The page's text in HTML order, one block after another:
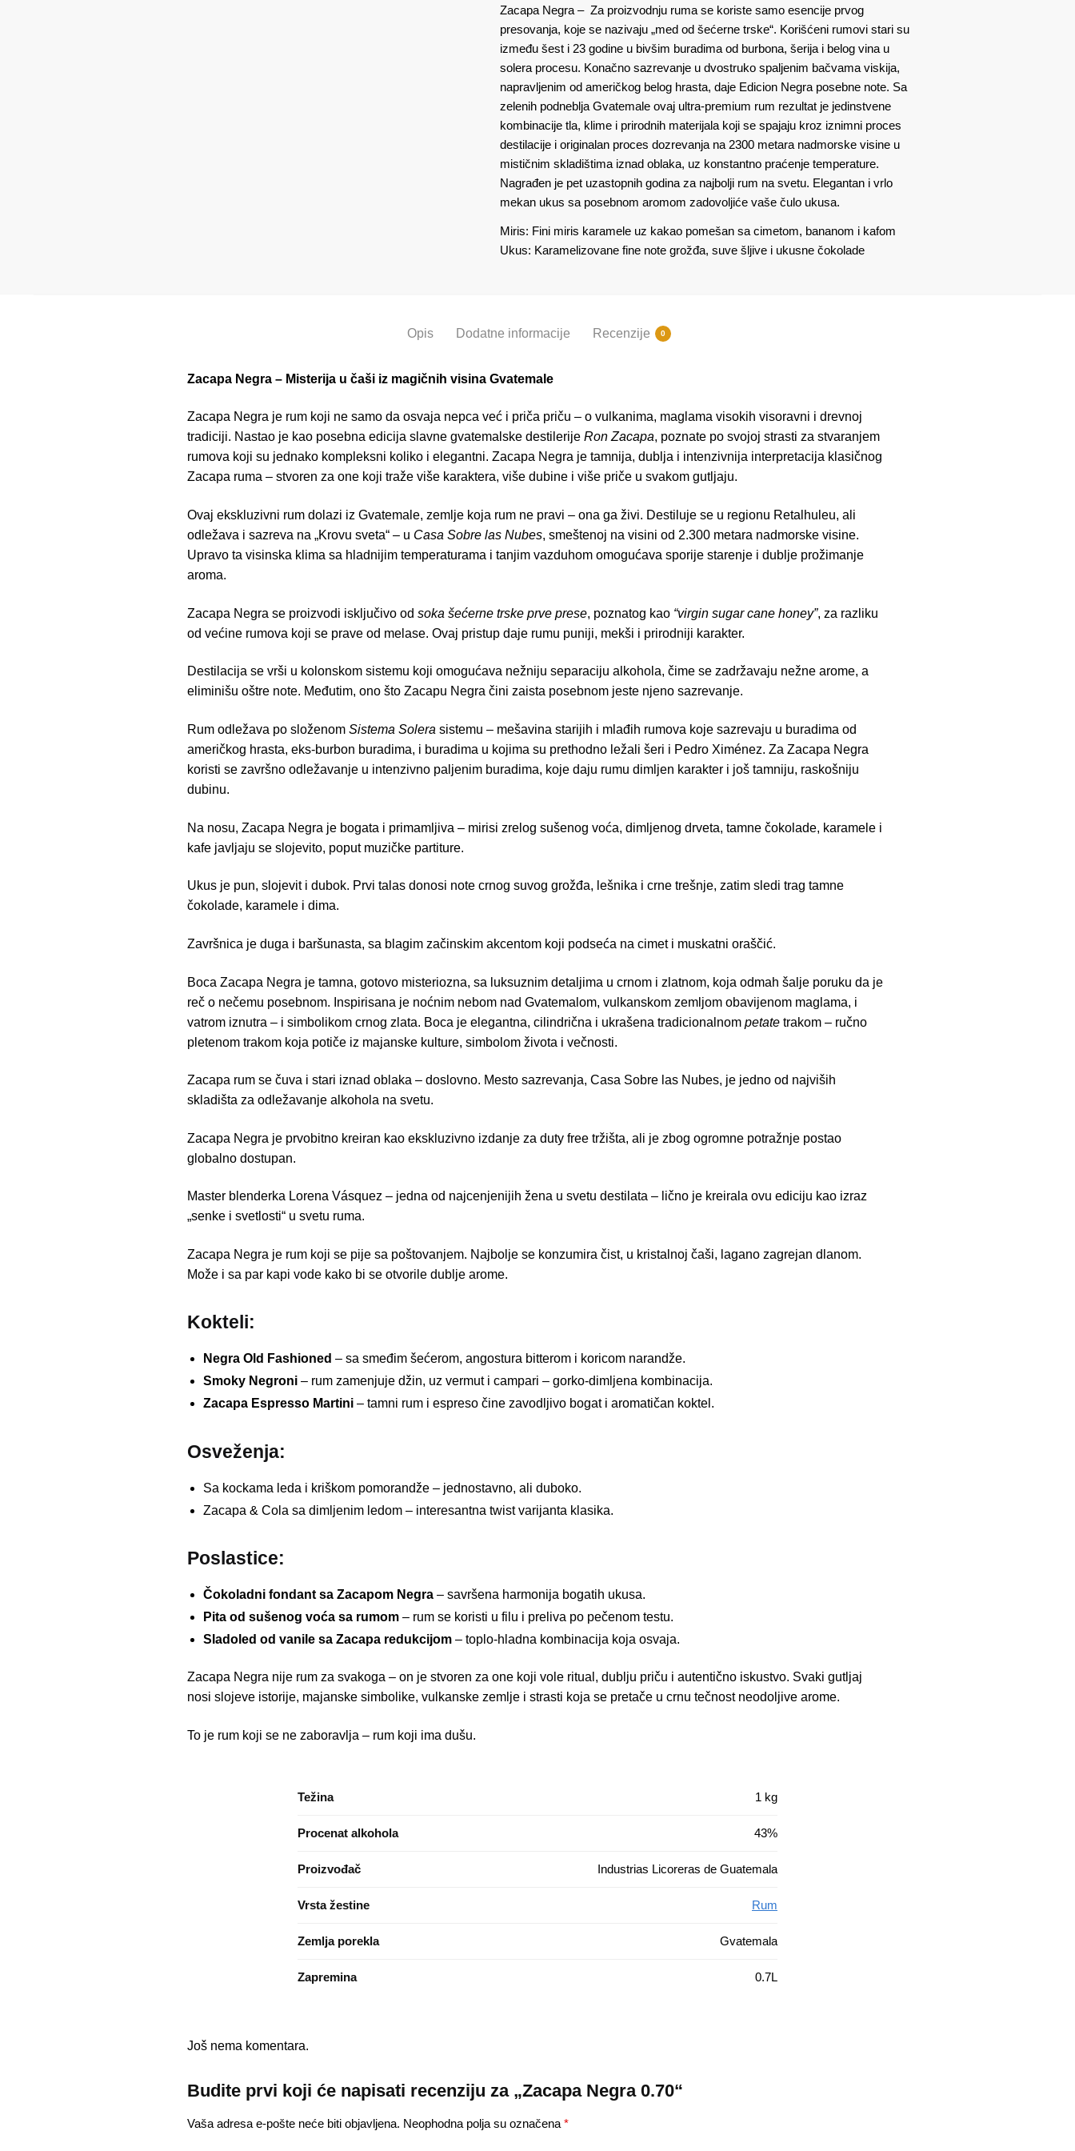
Zacapa Negra – Za proizvodnju ruma se koriste samo esencije prvog
presovanja, koje se nazivaju „med od šećerne trske“. Korišćeni rumovi stari su
između šest i 23 godine u bivšim buradima od burbona, šerija i belog vina u
solera procesu. Konačno sazrevanje u dvostruko spaljenim bačvama viskija,
napravljenim od američkog belog hrasta, daje Edicion Negra posebne note. Sa
zelenih podneblja Gvatemale ovaj ultra-premium rum rezultat je jedinstvene
kombinacije tla, klime i prirodnih materijala koji se spajaju kroz iznimni proces
destilacije i originalan proces dozrevanja na 2300 metara nadmorske visine u
mističnim skladištima iznad oblaka, uz konstantno praćenje temperature.
Nagrađen je pet uzastopnih godina za najbolji rum na svetu. Elegantan i vrlo
mekan ukus sa posebnom aromom zadovoljiće vaše čulo ukusa.
Miris: Fini miris karamele uz kakao pomešan sa cimetom, bananom i kafom
Ukus: Karamelizovane fine note grožđa, suve šljive i ukusne čokolade
Opis Dodatne informacije Recenzije 0
Zacapa Negra – Misterija u čaši iz magičnih visina Gvatemale
Zacapa Negra je rum koji ne samo da osvaja nepca već i priča priču – o vulkanima, maglama visokih visoravni i drevnoj
tradiciji. Nastao je kao posebna edicija slavne gvatemalske destilerije Ron Zacapa, poznate po svojoj strasti za stvaranjem
rumova koji su jednako kompleksni koliko i elegantni. Zacapa Negra je tamnija, dublja i intenzivnija interpretacija klasičnog
Zacapa ruma – stvoren za one koji traže više karaktera, više dubine i više priče u svakom gutljaju.
Ovaj ekskluzivni rum dolazi iz Gvatemale, zemlje koja rum ne pravi – ona ga živi. Destiluje se u regionu Retalhuleu, ali
odležava i sazreva na „Krovu sveta“ – u Casa Sobre las Nubes, smeštenoj na visini od 2.300 metara nadmorske visine.
Upravo ta visinska klima sa hladnijim temperaturama i tanjim vazduhom omogućava sporije starenje i dublje prožimanje
aroma.
Zacapa Negra se proizvodi isključivo od soka šećerne trske prve prese, poznatog kao “virgin sugar cane honey”, za razliku
od većine rumova koji se prave od melase. Ovaj pristup daje rumu puniji, mekši i prirodniji karakter.
Destilacija se vrši u kolonskom sistemu koji omogućava nežniju separaciju alkohola, čime se zadržavaju nežne arome, a
eliminišu oštre note. Međutim, ono što Zacapu Negra čini zaista posebnom jeste njeno sazrevanje.
Rum odležava po složenom Sistema Solera sistemu – mešavina starijih i mlađih rumova koje sazrevaju u buradima od
američkog hrasta, eks-burbon buradima, i buradima u kojima su prethodno ležali šeri i Pedro Ximénez. Za Zacapa Negra
koristi se završno odležavanje u intenzivno paljenim buradima, koje daju rumu dimljen karakter i još tamniju, raskošniju
dubinu.
Na nosu, Zacapa Negra je bogata i primamljiva – mirisi zrelog sušenog voća, dimljenog drveta, tamne čokolade, karamele i
kafe javljaju se slojevito, poput muzičke partiture.
Ukus je pun, slojevit i dubok. Prvi talas donosi note crnog suvog grožđa, lešnika i crne trešnje, zatim sledi trag tamne
čokolade, karamele i dima.
Završnica je duga i baršunasta, sa blagim začinskim akcentom koji podseća na cimet i muskatni oraščić.
Boca Zacapa Negra je tamna, gotovo misteriozna, sa luksuznim detaljima u crnom i zlatnom, koja odmah šalje poruku da je
reč o nečemu posebnom. Inspirisana je noćnim nebom nad Gvatemalom, vulkanskom zemljom obavijenom maglama, i
vatrom iznutra – i simbolikom crnog zlata. Boca je elegantna, cilindrična i ukrašena tradicionalnom petatetrakom – ručno
pletenom trakom koja potiče iz majanske kulture, simbolom života i večnosti.
Zacapa rum se čuva i stari iznad oblaka – doslovno. Mesto sazrevanja, Casa Sobre las Nubes, je jedno od najviših
skladišta za odležavanje alkohola na svetu.
Zacapa Negra je prvobitno kreiran kao ekskluzivno izdanje za duty free tržišta, ali je zbog ogromne potražnje postao
globalno dostupan.
Master blenderka Lorena Vásquez – jedna od najcenjenijih žena u svetu destilata – lično je kreirala ovu ediciju kao izraz
„senke i svetlosti“ u svetu ruma.
Zacapa Negra je rum koji se pije sa poštovanjem. Najbolje se konzumira čist, u kristalnoj čaši, lagano zagrejan dlanom.
Može i sa par kapi vode kako bi se otvorile dublje arome.
Kokteli:
Negra Old Fashioned – sa smeđim šećerom, angostura bitterom i koricom narandže.
Smoky Negroni– rum zamenjuje džin, uz vermut i campari – gorko-dimljena kombinacija.
Zacapa Espresso Martini– tamni rum i espreso čine zavodljivo bogat i aromatičan koktel.
Osveženja:
Sa kockama leda i kriškom pomorandže – jednostavno, ali duboko.
Zacapa & Cola sa dimljenim ledom – interesantna twist varijanta klasika.
Poslastice:
Čokoladni fondant sa Zacapom Negra– savršena harmonija bogatih ukusa.
Pita od sušenog voća sa rumom– rum se koristi u filu i preliva po pečenom testu.
Sladoled od vanile sa Zacapa redukcijom– toplo-hladna kombinacija koja osvaja.
Zacapa Negra nije rum za svakoga – on je stvoren za one koji vole ritual, dublju priču i autentično iskustvo. Svaki gutljaj
nosi slojeve istorije, majanske simbolike, vulkanske zemlje i strasti koja se pretače u crnu tečnost neodoljive arome.
To je rum koji se ne zaboravlja – rum koji ima dušu.
Težina 1 kg
Procenat alkohola 43%
Proizvođač Industrias Licoreras de Guatemala
Vrsta žestine Rum
Zemlja porekla Gvatemala
Zapremina 0.7L
Još nema komentara.
Budite prvi koji će napisati recenziju za „Zacapa Negra 0.70“
Vaša adresa e-pošte neće biti objavljena. Neophodna polja su označena *